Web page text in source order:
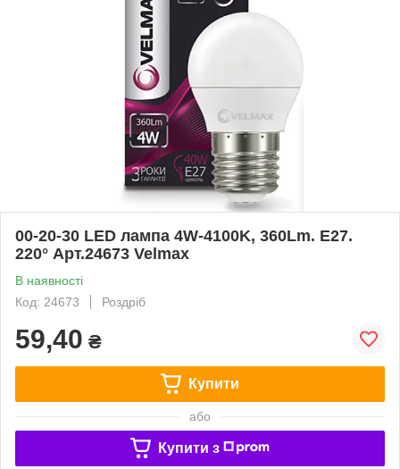
00-20-30 LED лампа 4W-4100K, 360Lm. Е27.
220° Арт.24673 Velmax
В наявності
Код: 24673
Роздріб
59,40 ₴
Купити
або
Купити з